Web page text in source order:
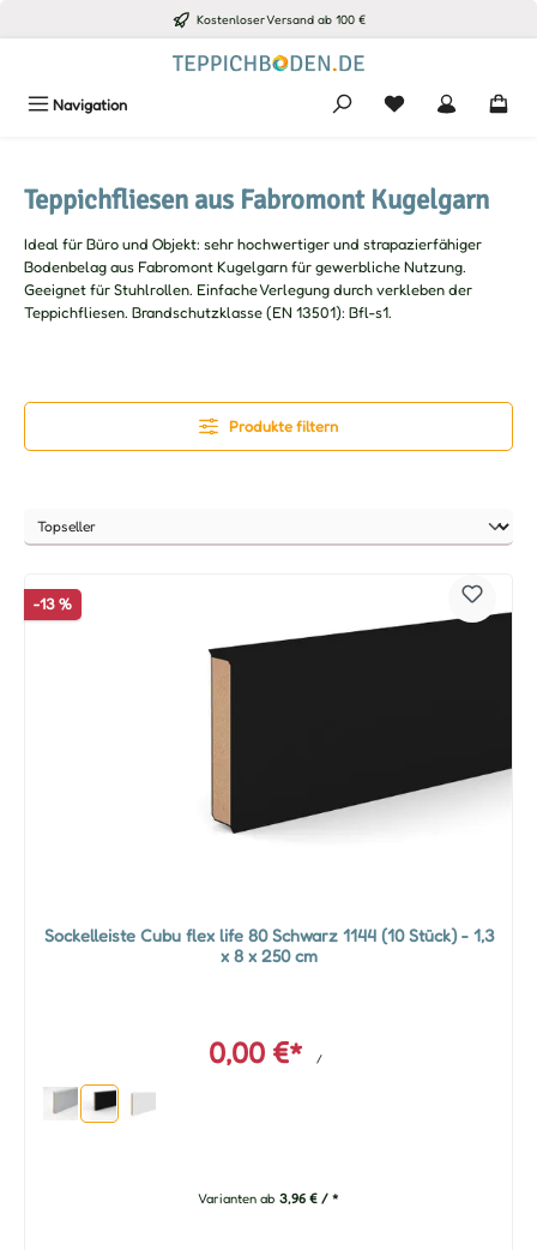
Zum Hauptinhalt springen Kostenloser Versand ab 100 €
Navigation Du hast 0
Teppichfliesen aus Fabromont Kugelgarn
Ideal für Büro und Objekt: sehr hochwertiger und strapazierfähiger
Bodenbelag aus Fabromont Kugelgarn für gewerbliche Nutzung.
Geeignet für Stuhlrollen. Einfache Verlegung durch verkleben der
Teppichfliesen. Brandschutzklasse (EN 13501): Bfl-s1.
Produkte filtern
-13 %
Sockelleiste Cubu flex life 80 Schwarz 1144 (10 Stück) - 1,3
x 8 x 250 cm
0,00 €* /
Varianten ab 3,96 € / *